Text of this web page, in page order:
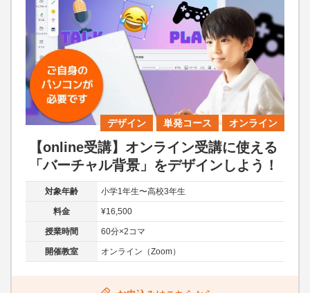
デザイン 単発コース オンライン
【online受講】オンライン受講に使える
「バーチャル背景」をデザインしよう！
対象年齢 小学1年生〜高校3年生
料金 ¥16,500
授業時間 60分×2コマ
開催教室 オンライン（Zoom）